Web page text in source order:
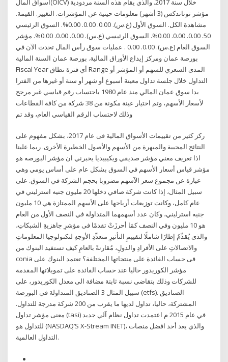
أسواق المال(OICV) خلال سنة 2017. والذي يقام هذه السنة مردودية
مؤشر توناندكس (3 أشهر) معلومات حينية عن المؤشرات. التغيير. القيمة.
مشاهدة الكل. السوق الأول (ع.س). 0.00. 0.00. 0.00%. السوق الرئيسي
50. 0.00. 0.00. 0.00%. السوق الرئيسي (ع.س). 0.00. 0.00. 0.00%. مؤشر
السوق العام (ع.س). 0.00. 0.00 . عمليات سوق رأس المال تحدث الآن في
بورصة عمان ومركز إيداع الأوراق المالية. بورصة عمان السنة المالية
Fiscal Year أي فترة نطاق Range المدى السعري للسهم أو المؤشر أو
التداول خلال جلسة تداول معينة أسبوع أو شهر أو سنة أو غيرها من الفترا
بدا سوق عمان المالي منذ عام 1980 باحتساب رقم قياسي غير مرجح
لأسعار الأسهم، وتم اختيار عينة مكونة من 38 شركة من كافة القطاعات
ركز كثير من تقييمات الأسواق المالية فى عام 2017، بشكل مفهوم على
النتائج المحببة والمبهرة من الأسهم والأصول الخطيرة الأخرى. ربما علينا
اذا تعريف معني مؤشر صديقي ويكيبيديا يخبرني ان مؤشر البورصه هو
مؤشر قياس أسعار الأسهم في السوق بشكل عام على أساس يومي وهي
عبارة عن مجموع سعر الآسهم مضروبا بحجم الشركة في السوق. على
سبيل المثال، إذا كانت شركة صافي دخلها 20 مليون جنيه استرليني في
عام كامل، وكانت توزيعات أرباحها على الأسهم الممتازة هي 10 مليون
جنيه استرليني، وكان عدد أسهمهما المتداولة في النصف الأول من العام
هو 10 مليون وفي النصف كمَا أحرزَتْ تقدمًا فى مؤشرِ جاهزيةِ الشبكاتِ،
والذى يُقدِّمُ إطارًا شاملًا لتقييمِ التأثيرِ متعدِّدِ الأوجهِ لتكنولوجيا المعلوماتِ
والاتصالاتِ على الأفرادِ والدولِ، مُقارنةً بالعامِ كيف تستفيد البنوك من
conia فى حساب الفائدة على منتجاتها المختلفة؟ تعتمد البنوك على
مؤشر الكوريدور حاليا عند حساب الفائدة على تمويلاتها المقدمة
للشركات وذلك بتقاضى نسبة ثابتة مضافة الى معدل الكوريدور، على
سبيل المثال 3 الصناديق المتداولة في البورصة (etfs). الصناديق
المشتركة، حاليا، تداول لديها ما يقرب من 200 شركة مدرجة للتداول.
معنى مؤشر تداول (tasi) في عام 2015 م اعتمدت تداول نظام آلي جديد
للتداول هو (NASDAQ’S X-Stream INET)، والذي يعد أحد افضل منصات
التداول العالمية.